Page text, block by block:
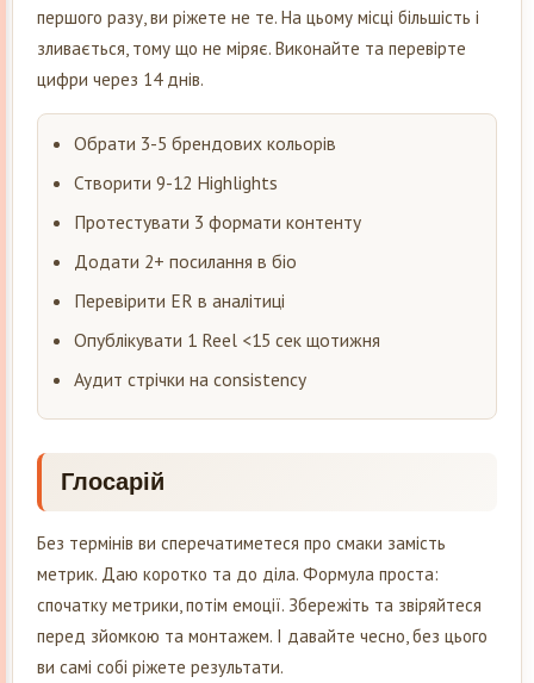
першого разу, ви ріжете не те. На цьому місці більшість і
зливається, тому що не міряє. Виконайте та перевірте
цифри через 14 днів.
Обрати 3-5 брендових кольорів
Створити 9-12 Highlights
Протестувати 3 формати контенту
Додати 2+ посилання в біо
Перевірити ER в аналітиці
Опублікувати 1 Reel <15 сек щотижня
Аудит стрічки на consistency
Глосарій
Без термінів ви сперечатиметеся про смаки замість
метрик. Даю коротко та до діла. Формула проста:
спочатку метрики, потім емоції. Збережіть та звіряйтеся
перед зйомкою та монтажем. І давайте чесно, без цього
ви самі собі ріжете результати.